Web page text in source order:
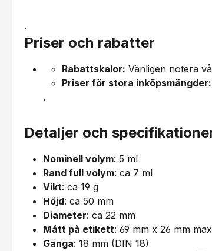
.
Priser och rabatter
Rabattskalor: Vänligen notera
Priser för stora inköpsmängder:
.
Detaljer och
Nominell volym: 5 ml
Rand full volym: ca 7 ml
Vikt: ca 19 g
Höjd: ca 50 mm
Diameter: ca 22 mm
Mått på etikett: 69 mm x 26 mm
Gänga: 18 mm (DIN 18)